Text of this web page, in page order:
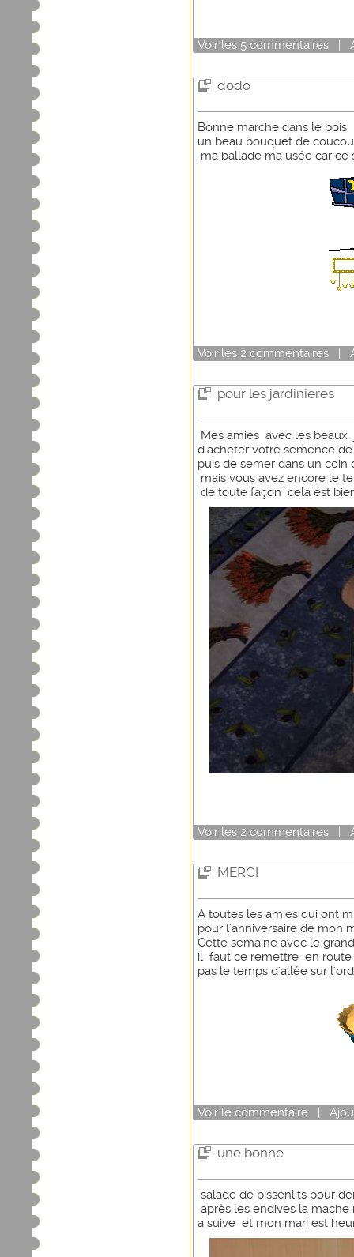
Voir les 5 commentaires |
dodo
Bonne marche dans le
un beau bouquet de coucou
ma ballade ma usée car
Voir les 2 commentaires |
pour les jardinieres
Mes amies avec les
d'acheter votre semence
puis de semer dans un
mais vous avez encore le
de toute façon cela est
Voir les 2 commentaires |
MERCI
A toutes les amies qui ont
pour l'anniversaire de mon
Cette semaine avec le
il faut ce remettre en route
pas le temps d'allée sur
Voir le commentaire |
une bonne
salade de pissenlits pour
après les endives la mache
a suive et mon mari est